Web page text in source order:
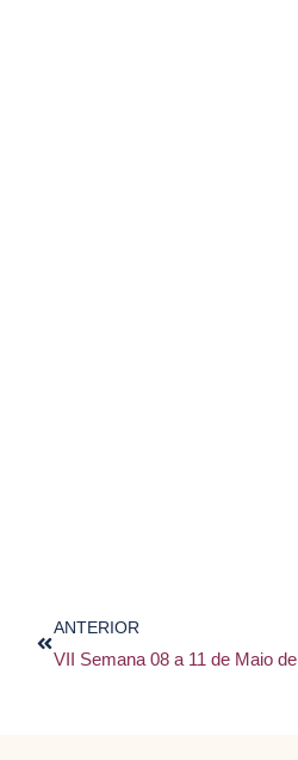
ANTERIOR
VII Semana 08 a 11 de Maio